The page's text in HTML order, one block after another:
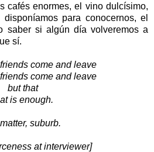
cafés enormes, el vino dulcísimo,
para conocernos, el
saber si algún día volveremos a
sí.
come and leave
come and leave
but that
is enough.
suburb.
at interviewer]